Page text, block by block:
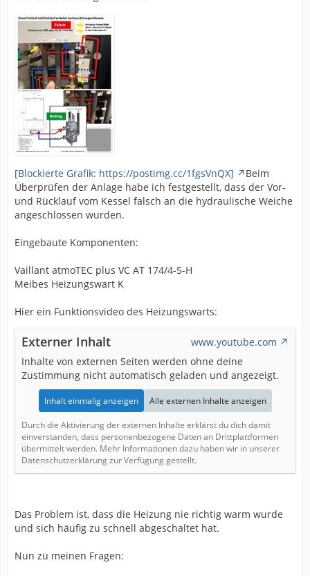
[Blockierte Grafik: https://postimg.cc/1fgsVnQX]
Beim
Überprüfen der Anlage habe ich festgestellt, dass der Vor-
und Rücklauf vom Kessel falsch an die hydraulische Weiche
angeschlossen wurden.
Eingebaute Komponenten:
Vaillant atmoTEC plus VC AT 174/4-5-H
Meibes Heizungswart K
Hier ein Funktionsvideo des Heizungswarts:
Externer Inhalt
www.youtube.com
Inhalte von externen Seiten werden ohne deine
Zustimmung nicht automatisch geladen und angezeigt.
Inhalt einmalig anzeigen Alle externen Inhalte anzeigen
Durch die Aktivierung der externen Inhalte erklärst du dich damit
einverstanden, dass personenbezogene Daten an Drittplattformen
übermittelt werden. Mehr Informationen dazu haben wir in unserer
Datenschutzerklärung zur Verfügung gestellt.
Das Problem ist, dass die Heizung nie richtig warm wurde
und sich häufig zu schnell abgeschaltet hat.
Nun zu meinen Fragen: